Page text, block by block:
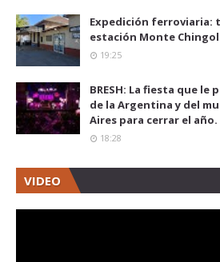
Expedición ferroviaria:
estación Monte
19:25
BRESH: La fiesta que
de la Argentina y del
Aires para cerrar el año.
18:28
VIDEO